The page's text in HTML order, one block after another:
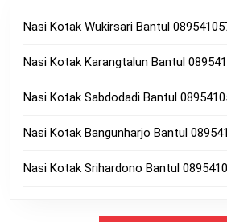
Nasi Kotak Wukirsari Bantul
Nasi Kotak Karangtalun Bantul
Nasi Kotak Sabdodadi Bantul
Nasi Kotak Bangunharjo Bantul
Nasi Kotak Srihardono Bantul